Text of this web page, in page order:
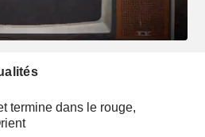
termine dans le rouge,